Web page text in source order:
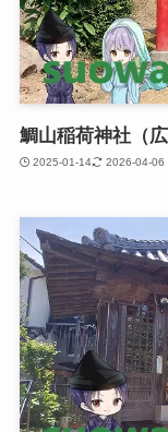
鯛山稲荷神社（
2025-01-14 2026-04-06